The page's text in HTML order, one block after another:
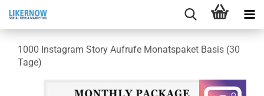
1000 In­sta­gram Story Auf­ru­fe Mo­nats­pa­ket Basis (30
Tage)